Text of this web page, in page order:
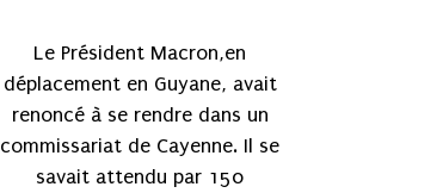
Le Président Macron,en
déplacement en Guyane, avait
renoncé à se rendre dans un
commissariat de Cayenne. Il se
savait attendu par 150